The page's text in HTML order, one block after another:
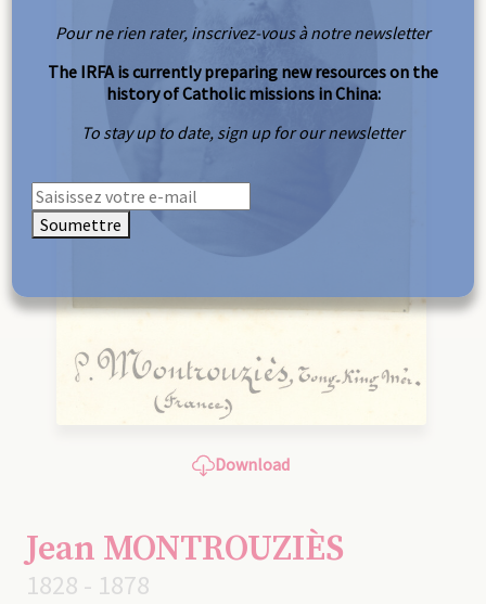
Download
Jean MONTROUZIÈS
1828 - 1878
Pour ne rien rater, inscrivez-vous à notre newsletter
The IRFA is currently preparing new resources on the
history of Catholic missions in China:
To stay up to date, sign up for our newsletter
Soumettre